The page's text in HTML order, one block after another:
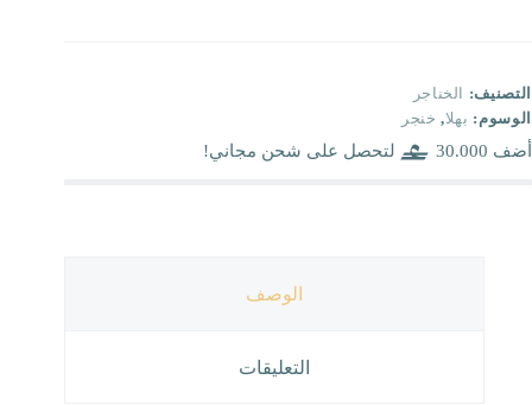
التصنيف:
الخناجر
الوسوم: بهلا, خنجر
أضف 30.000 لتحصل على شحن مجاني!
الوصف
التعليقات